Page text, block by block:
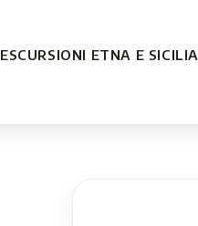
ESCURSIONI ETNA E SICILIA